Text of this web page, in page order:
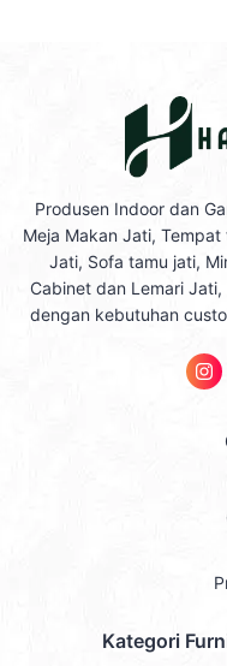
Produsen Indoor dan
Meja Makan Jati,
Jati, Sofa tamu jati,
Cabinet dan Lemari
dengan kebutuhan
Kategori